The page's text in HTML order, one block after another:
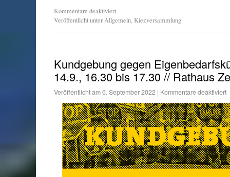
Kommentare deaktiviert
Veröffentlicht unterAllgemein, Kiezversammlung
Kundgebung gegen
14.9., 16.30 bis 17.30 // Rathaus
Veröffentlicht am6. September 2022 | Kommentare deaktiviert